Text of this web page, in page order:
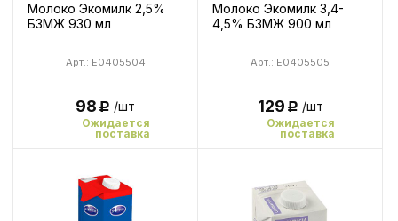
Молоко Экомилк 2,5%
БЗМЖ 930 мл
Арт.: E0405504
98Р /шт
Ожидается
поставка
Молоко Экомилк 3,4-
4,5% БЗМЖ 900 мл
Арт.: E0405505
129Р /шт
Ожидается
поставка